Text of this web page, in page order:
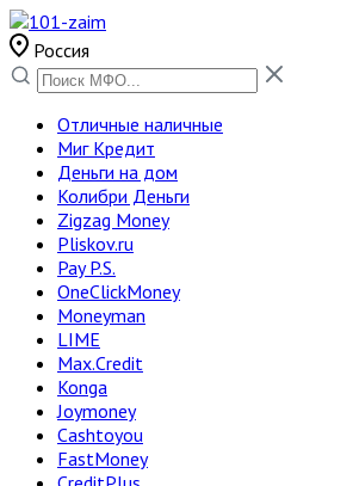
Россия
Отличные наличные
Миг Кредит
Деньги на дом
Колибри Деньги
Zigzag Money
Pliskov.ru
Pay P.S.
OneClickMoney
Moneyman
LIME
Max.Credit
Konga
Joymoney
Cashtoyou
FastMoney